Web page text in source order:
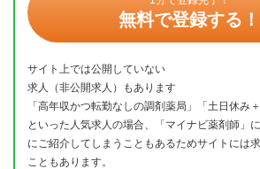
無料で登録する！
サイト上では公開していない
求人（非公開求人）もあります
「高年収かつ転勤なしの調剤薬局」「土日休み
といった人気求人の場合、「マイナビ薬剤師」
にご紹介してしまうこともあるためサイトには
こともあります。